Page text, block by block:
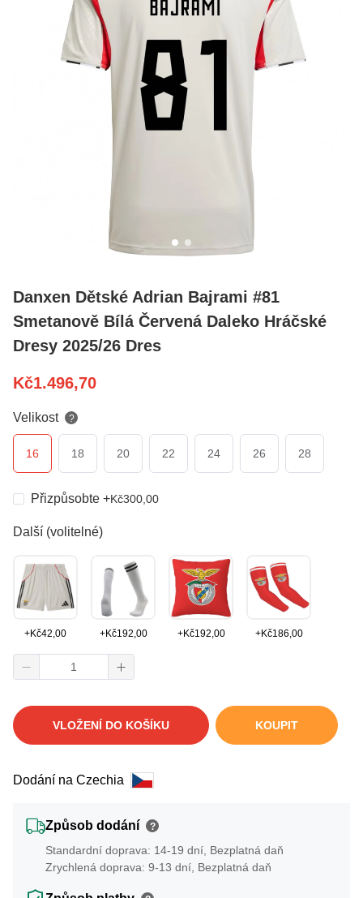
Danxen Dětské Adrian Bajrami #81
Smetanově Bílá Červená Daleko Hráčské
Dresy 2025/26 Dres
Kč1.496,70
Velikost ?
16 18 20 22 24 26 28
Přizpůsobte +Kč300,00
Další (volitelné)
+Kč42,00 +Kč192,00 +Kč192,00 +Kč186,00
VLOŽENÍ DO KOŠÍKU KOUPIT
Dodání na Czechia
Způsob dodání ?
Standardní doprava: 14-19 dní, Bezplatná daň
Zrychlená doprava: 9-13 dní, Bezplatná daň